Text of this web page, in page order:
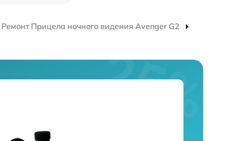
Ремонт Прицела ночного видения Avenger G2